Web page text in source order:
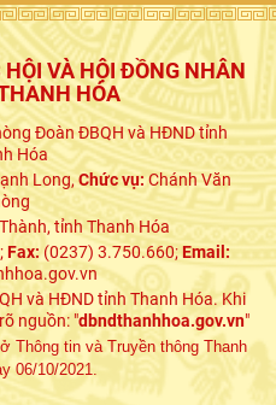
VÀ HỘI ĐỒNG NHÂN
HÓA
Đoàn ĐBQH và HĐND tỉnh
Hóa
Long,Chức vụ:Chánh Văn
tỉnh Thanh Hóa
Fax:(0237) 3.750.660;Email:
và HĐND tỉnh Thanh Hóa. Khi
nguồn: "dbndthanhhoa.gov.vn"
Thông tin và Truyền thông Thanh
06/10/2021.